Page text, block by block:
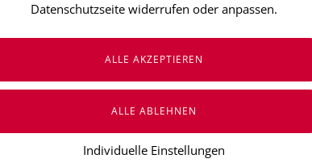
€ 4,50
€ 0,25/ Stück
Preis inkl. MwSt.
Datenschutzseite widerrufen oder anpassen.
Individuelle Einstellungen